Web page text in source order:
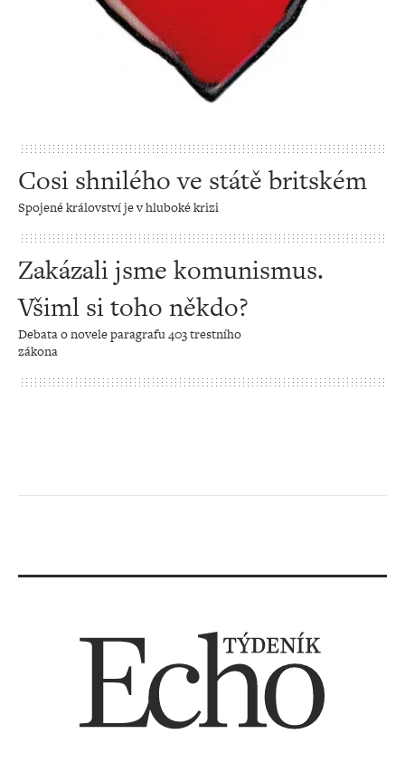
Cosi shnilého ve státě britském
Spojené království je v hluboké krizi
Zakázali jsme komunismus.
Všiml si toho někdo?
Debata o novele paragrafu 403 trestního
zákona